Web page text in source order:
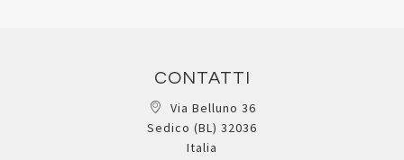
CONTATTI
Via Belluno 36
Sedico (BL) 32036
Italia